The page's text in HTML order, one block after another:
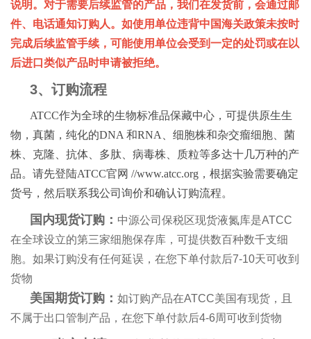
说明。对于需要后续监管的产品，我们在发货前，会通过邮
件、电话通知订购人。如使用单位违背中国海关政策未按时
完成后续监管手续，可能使用单位会受到一定的处罚或在以
后进口类似产品时申请被拒绝。
3、订购流程
ATCC作为全球的生物标准品保藏中心，可提供原生生
物，真菌，纯化的DNA 和RNA、细胞株和杂交瘤细胞、菌
株、克隆、抗体、多肽、病毒株、质粒等多达十几万种的产
品。请先登陆ATCC官网 //www.atcc.org，根据实验需要确定
货号，然后联系我公司询价和确认订购流程。
国内现货订购： 中源公司保税区现货液氮库是ATCC
在全球设立的第三家细胞保存库，可提供数百种数千支细
胞。如果订购没有任何延误，在您下单付款后7-10天可收到
货物
美国期货订购： 如订购产品在ATCC美国有现货，且
不属于出口管制产品，在您下单付款后4-6周可收到货物